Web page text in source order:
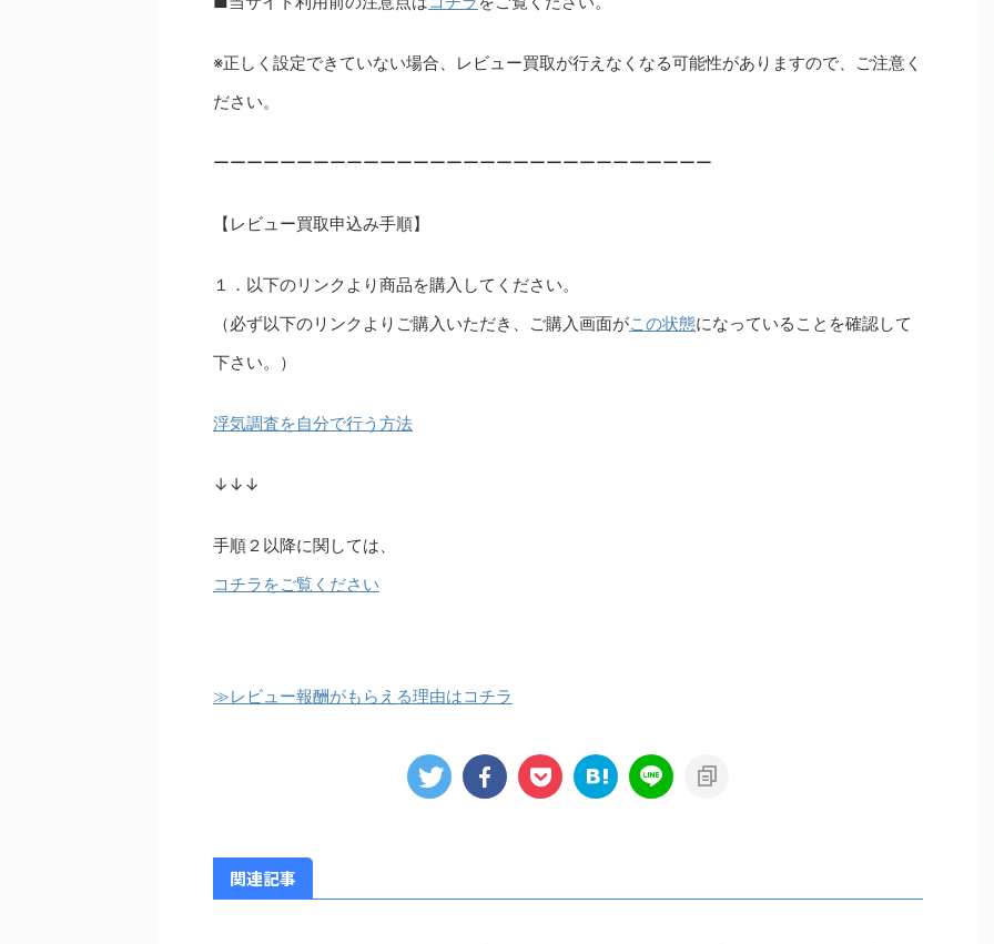
※正しく設定できていない場合、レビュー買取が行えなくなる可能性がありますので、ご注意く
ださい。
ーーーーーーーーーーーーーーーーーーーーーーーーーーーーーー
【レビュー買取申込み手順】
１．以下のリンクより商品を購入してください。
（必ず以下のリンクよりご購入いただき、ご購入画面がこの状態になっていることを確認して
下さい。）
浮気調査を自分で行う方法
↓↓↓
手順２以降に関しては、
コチラをご覧ください
≫レビュー報酬がもらえる理由はコチラ
関連記事